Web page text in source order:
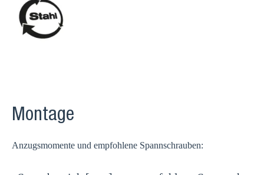
Montage
Anzugsmomente und empfohlene Spannschrauben: